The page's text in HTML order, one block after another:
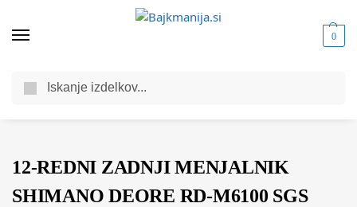
0
/ Trgovina / Komponente za kolesa
12-REDNI ZADNJI MENJALNIK
SHIMANO DEORE RD-M6100 SGS